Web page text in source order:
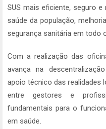
SUS mais eficiente, seguro
saúde da população,
segurança sanitária em todo
Com a realização das
avança na
apoio técnico das realidades
entre gestores e
fundamentais para o
em saúde.